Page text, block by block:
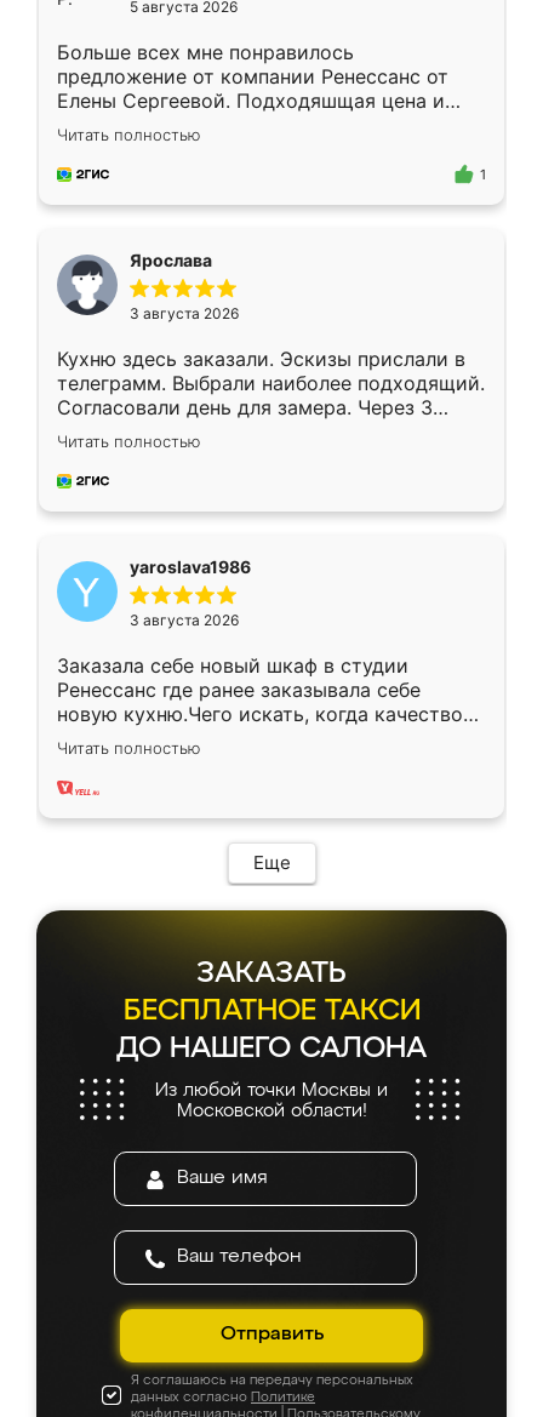
5 августа 2026
Больше всех мне понравилось
предложение от компании Ренессанс от
Елены Сергеевой. Подходяшщая цена и
короткие сроки изготовления. Приехавший
для замера сотрудник Владислав
предложил по моему эскизу самый
Читать полностью
1
Ярослава
3 августа 2026
Кухню здесь заказали. Эскизы прислали в
телеграмм. Выбрали наиболее подходящий.
Согласовали день для замера. Через 3
недели кухня была уже готова. Остались
довольны работой. Спасибо Ренессанс
мебель за качественную работу!
Читать полностью
yaroslava1986
3 августа 2026
Заказала себе новый шкаф в студии
Ренессанс где ранее заказывала себе
новую кухню.Чего искать, когда качеством
вполне довольна. Служит кухня уже почти
два года, нареканий нет.
Читать полностью
Еще
ЗАКАЗАТЬ
БЕСПЛАТНОЕ ТАКСИ
ДО НАШЕГО САЛОНА
Из любой точки Москвы и
Московской области!
Отправить
Я соглашаюсь на передачу персональных
данных согласно Политике
конфиденциальности
Пользовательскому